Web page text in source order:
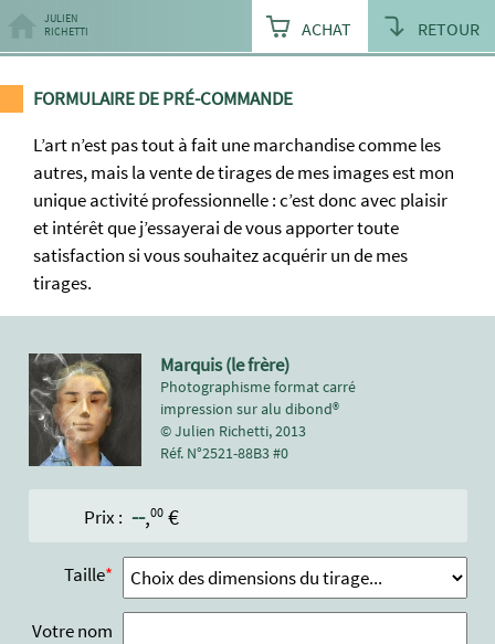
FORMULAIRE DE PRÉ-COMMANDE
L’art n’est pas tout à fait une marchandise comme les
autres, mais la vente de tirages de mes images est mon
unique activité professionnelle : c’est donc avec plaisir
et intérêt que j’essayerai de vous apporter toute
satisfaction si vous souhaitez acquérir un de mes
tirages.
Marquis (le frère)
Photographisme format carré
impression sur alu dibond®
© Julien Richetti, 2013
Réf. N°2521-88B3 #0
Prix : --,00 €
Taille
Votre nom
JULIEN
RICHETTI
RETOUR
ACHAT